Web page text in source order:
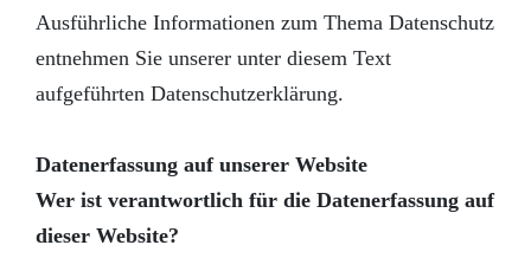
Ausführliche Informationen zum Thema Datenschutz
entnehmen Sie unserer unter diesem Text
aufgeführten Datenschutzerklärung.
Datenerfassung auf unserer Website
Wer ist verantwortlich für die Datenerfassung auf
dieser Website?